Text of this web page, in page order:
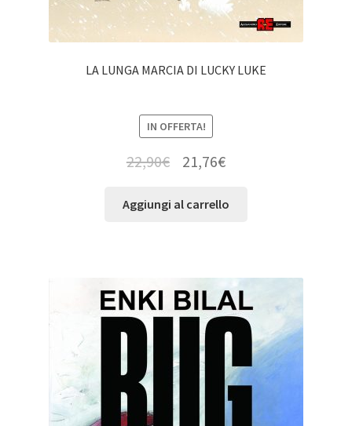
LA LUNGA MARCIA DI LUCKY LUKE
IN OFFERTA!
22,90€ 21,76€
Aggiungi al carrello